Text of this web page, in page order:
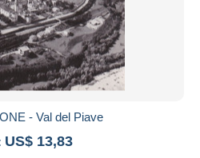
- Val del Piave
US$ 13,83